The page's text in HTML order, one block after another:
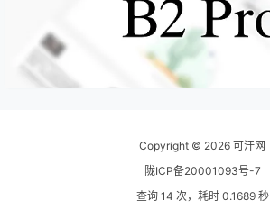
Copyright © 2026 可汗网
陇ICP备20001093号-7
查询 14 次，耗时 0.1689 秒